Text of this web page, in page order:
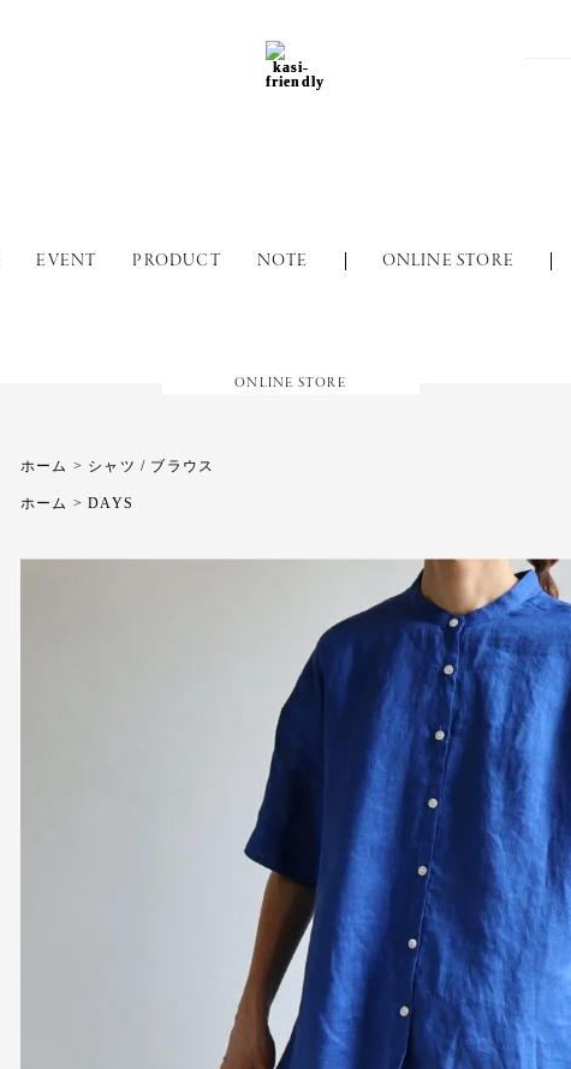
EVENT PRODUCT NOTE ONLINE STORE
ONLINE STORE
ホーム > シャツ / ブラウス
ホーム >DAYS